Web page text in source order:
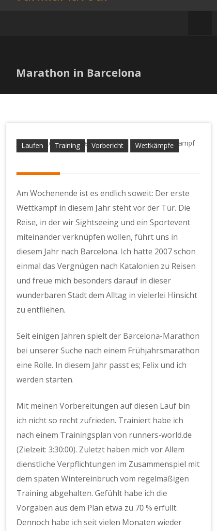
Marathon in Barcelona
Laufen Training Vorbericht Wettkämpfe
Jens Barcelona,Laufen,Marathon Training,Wettkampf
Am Wochenende ist es endlich soweit: Der erste
Wettkampf in diesem Jahr steht vor der Tür. Die
Reise, in der wir Sightseeing und ein Sportevent
miteinander verknüpfen wollen, führt uns in
diesem Jahr nach Barcelona. Ich hatte 2007 schon
einmal das Vergnügen nach Katalonien zu Reisen
und freue mich besonders darauf in dieser
wunderbaren Stadt dem Alltag in vielerlei Hinsicht
zu entfliehen.
Seit einigen Jahren spielt der Barcelona-Marathon
bei unserer Suche nach einem Frühjahrsmarathon
eine Rolle. In diesem Jahr passt es; Felix und ich
werden starten.
Mit meinen Vorbereitungen auf diesen Lauf bin
ich nicht so recht zufrieden. Trainiert habe ich
nach einem Trainingsplan von runners-world.de
(Zielzeit: 3:30:00). Zuletzt haben mich vor Allem
dienstliche Verpflichtungen im Zusammenspiel mit
dem späten Wintereinbruch vom regelmäßigen
Training abgehalten. Gefühlt habe ich die
Vorgaben aus dem Plan etwa zu 70 % erfüllt.
Dennoch habe ich seit vielen Monaten wieder